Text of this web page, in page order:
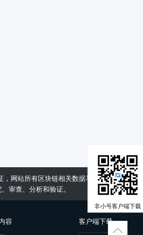
TezDev 2023
Flow 2023年7月15日
闻
Flow 代币 FLOW 将于 7 月 16 日
解锁 729 万枚（约 440 万美元），
应量的 0.7%。
网站所有区块链相关数据与资料仅供用
审查、分析和验证。
容
客户端下载
非小号客户端下载